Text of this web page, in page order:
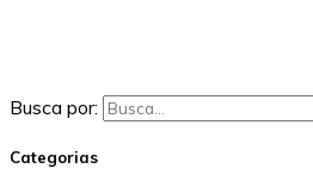
Busca por:
Categorias